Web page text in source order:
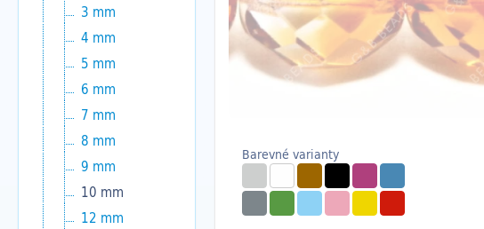
3 mm
4 mm
5 mm
6 mm
7 mm
8 mm
9 mm
10 mm
12 mm
Barevné varianty